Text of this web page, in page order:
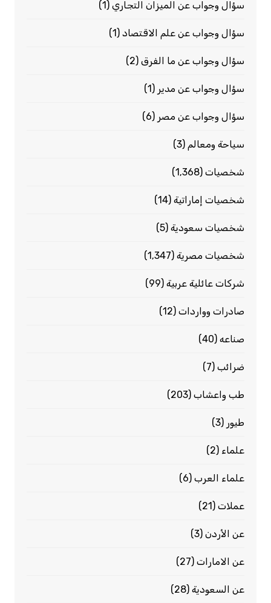
سؤال وجواب عن الميزان التجاري(1)
سؤال وجواب عن علم الاقتصاد(1)
سؤال وجواب عن ما الفرق(2)
سؤال وجواب عن مدير (1)
سؤال وجواب عن مصر (6)
سياحة ومعالم (3)
شخصيات(1٬368)
شخصيات إماراتية(14)
شخصيات سعودية(5)
شخصيات مصرية(1٬347)
شركات عائلية عربية(99)
صادرات وواردات(12)
صناعه(40)
ضرائب(7)
طب واعشاب(203)
طيور (3)
علماء (2)
علماء العرب(6)
عملات(21)
عن الأردن(3)
عن الامارات(27)
عن السعودية(28)